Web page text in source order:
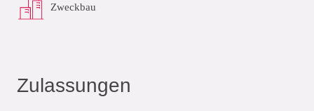
Zweckbau
Zulassungen